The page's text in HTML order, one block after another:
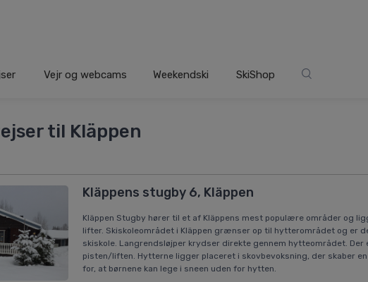
Vejr og webcams Weekendski SkiShop
til Kläppen
Kläppens stugby 6, Kläppen
Kläppen Stugby hører til et af Kläppens mest populære områder og
lifter. Skiskoleområdet i Kläppen grænser op til hytterområdet og er
skiskole. Langrendsløjper krydser direkte gennem hytteområdet.
pisten/liften. Hytterne ligger placeret i skovbevoksning, der skaber
for, at børnene kan lege i sneen uden for hytten.